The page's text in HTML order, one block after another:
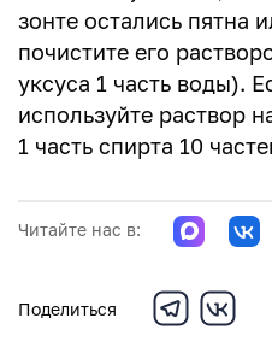
зонте остались пятна
почистите его
уксуса 1 часть воды).
используйте раствор
1 часть спирта 10
Читайте нас в:
Поделиться